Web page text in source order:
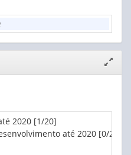
janela
Dropdown
2020 [1/20]
até 2020 [0/2]